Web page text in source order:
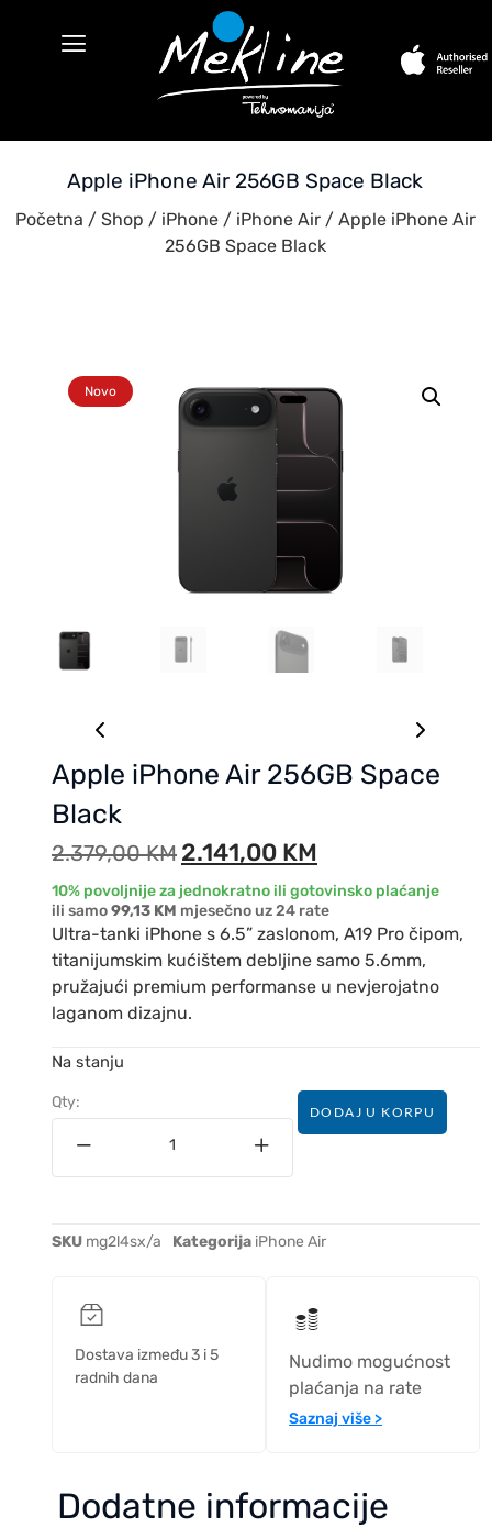
Apple iPhone Air 256GB Space Black
Početna / Shop / iPhone/ iPhone Air/ Apple iPhone Air
256GB Space Black
Novo
Apple iPhone Air 256GB Space
Black
2.379,00KM 2.141,00 KM
10% povoljnije za jednokratno ili gotovinsko plaćanje
ili samo99,13 KM mjesečno uz 24 rate
Ultra-tanki iPhone s 6.5” zaslonom, A19 Pro čipom,
titanijumskim kućištem debljine samo 5.6mm,
pružajući premium performanse u nevjerojatno
laganom dizajnu.
Na stanju
Qty:
DODAJ U KORPU
SKU mg2l4sx/a Kategorija iPhone Air
Dostava između 3 i 5
radnih dana
Nudimo mogućnost
plaćanja na rate
Saznaj više >
Dodatne informacije